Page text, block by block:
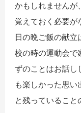
かもしれませんが
覚えておく必要が
日の晩ご飯の献
校の時の運動会で
ずのことはお話し
も楽しかった思い
と残っていること